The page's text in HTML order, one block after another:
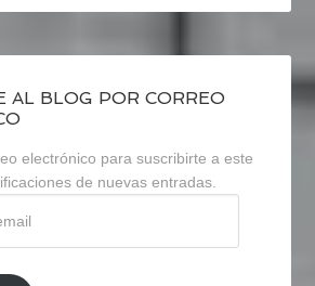
AL BLOG POR CORREO
electrónico para suscribirte a este
de nuevas entradas.